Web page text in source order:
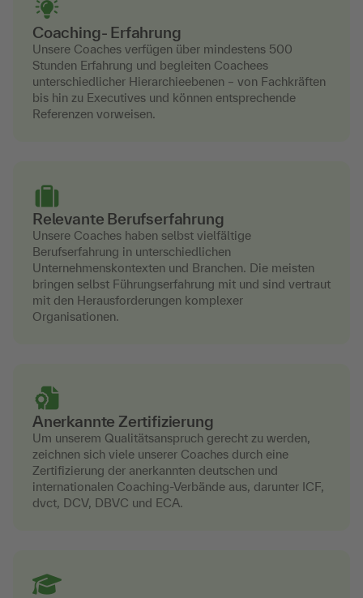
Coaching- Erfahrung
Unsere Coaches verfügen über mindestens 500
Stunden Erfahrung und begleiten Coachees
unterschiedlicher Hierarchieebenen – von Fachkräften
bis hin zu Executives und können entsprechende
Referenzen vorweisen.
Relevante Berufserfahrung
Unsere Coaches haben selbst vielfältige
Berufserfahrung in unterschiedlichen
Unternehmenskontexten und Branchen. Die meisten
bringen selbst Führungserfahrung mit und sind vertraut
mit den Herausforderungen komplexer
Organisationen.
Anerkannte Zertifizierung
Um unserem Qualitätsanspruch gerecht zu werden,
zeichnen sich viele unserer Coaches durch eine
Zertifizierung der anerkannten deutschen und
internationalen Coaching-Verbände aus, darunter ICF,
dvct, DCV, DBVC und ECA.